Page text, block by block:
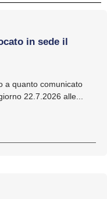
in sede il
a quanto comunicato
22.7.2026 alle...